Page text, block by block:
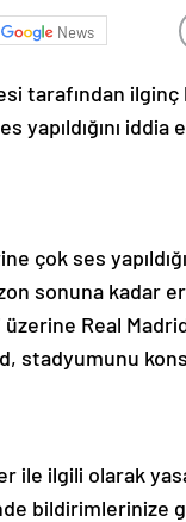
News
tarafından ilginç
yapıldığını
çok ses
sonuna kadar
Real
stadyumunu
ile ilgili olarak
bildirimlerinize